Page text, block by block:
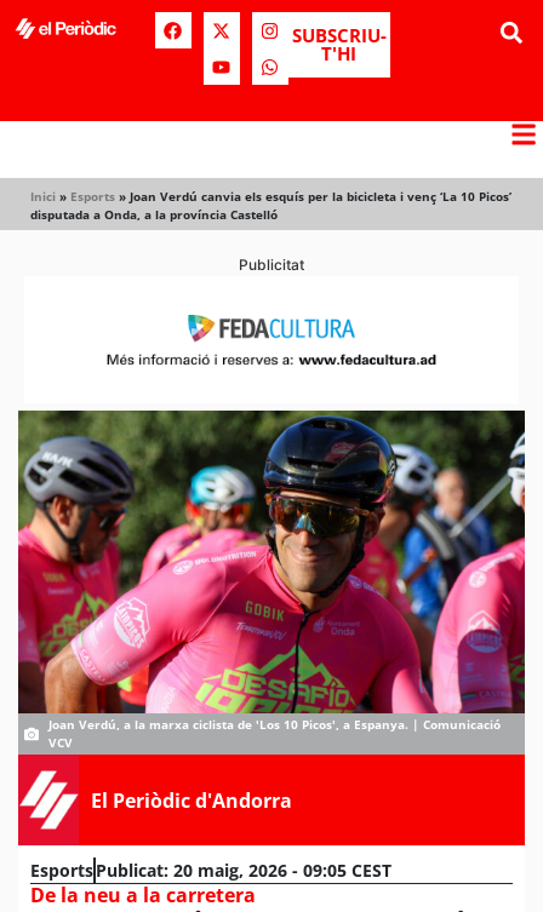
SUBSCRIU-
T'HI
Inici » Esports » Joan Verdú canvia els esquís per la bicicleta i venç ‘La 10 Picos’
disputada a Onda, a la província Castelló
Publicitat
Joan Verdú, a la marxa ciclista de 'Los 10 Picos', a Espanya. | Comunicació
VCV
El Periòdic d'Andorra
EsportsPublicat: 20 maig, 2026 - 09:05 CEST
De la neu a la carretera